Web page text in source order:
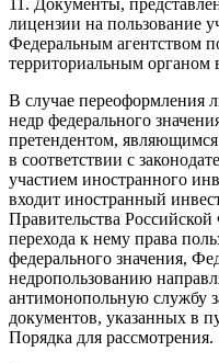
лицензии на пользование
Федеральным агентством
территориальным органом
В случае переоформления
недр федерального
претендентом,
в соответствии с
участием иностранного
входит иностранный
Правительства
перехода к нему права
федерального значения,
недропользованию
антимонопольную службу
документов, указанных в
Порядка для рассмотрения.